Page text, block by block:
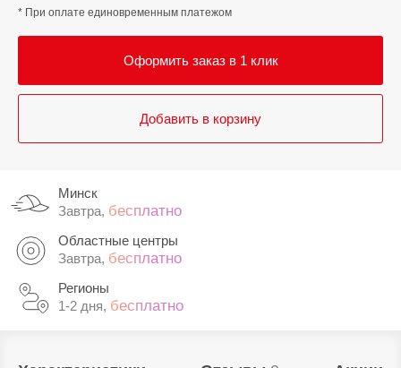
* При оплате единовременным платежом
Оформить заказ в 1 клик
Добавить в корзину
Минск
Завтра, бесплатно
Областные центры
Завтра, бесплатно
Регионы
1-2 дня, бесплатно